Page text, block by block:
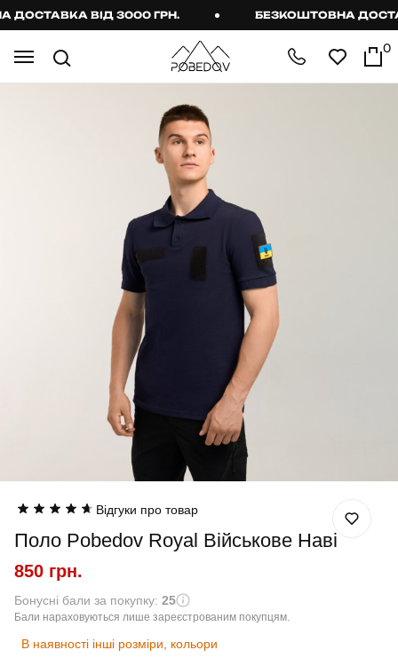
ВІД 3000 ГРН. БЕЗКОШТОВНА
0
Відгуки про товар
Поло Pobedov Royal Військове Наві
850 грн.
Бонусні бали за покупку: 25
Бали нараховуються лише зареєстрованим покупцям.
В наявності інші розміри, кольори